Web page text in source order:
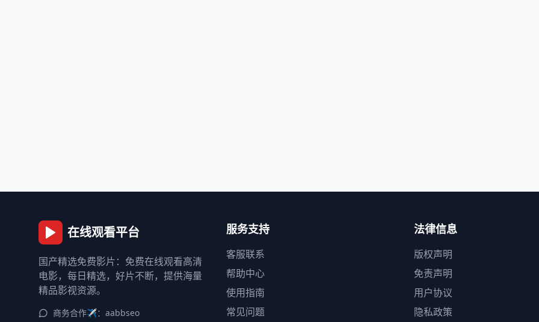
在线观看平台
国产精选免费影片：免费在线观看高清
电影，每日精选，好片不断，提供海量
精品影视资源。
商务合作✈️：aabbseo
服务支持
客服联系
帮助中心
使用指南
常见问题
法律信息
版权声明
免责声明
用户协议
隐私政策